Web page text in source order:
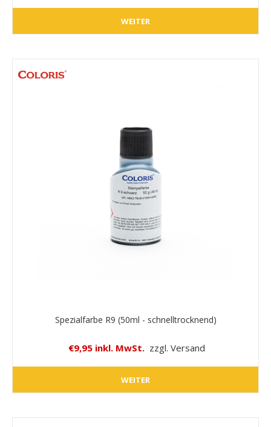
WEITER
Spezialfarbe R9 (50ml - schnelltrocknend)
€9,95 inkl. MwSt. zzgl. Versand
WEITER